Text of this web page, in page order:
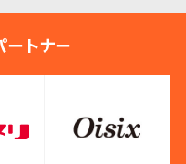
ートナー